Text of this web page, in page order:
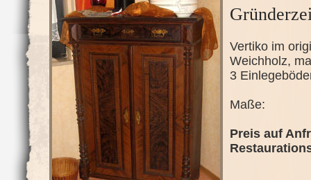
Vertiko im
Weichholz,
3
Maße:
Preis auf